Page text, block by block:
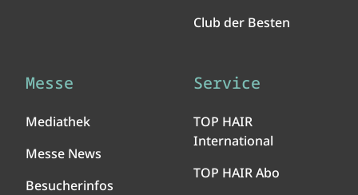
Club der Besten
Messe
Mediathek
Messe News
Besucherinfos
Service
TOP HAIR
International
TOP HAIR Abo